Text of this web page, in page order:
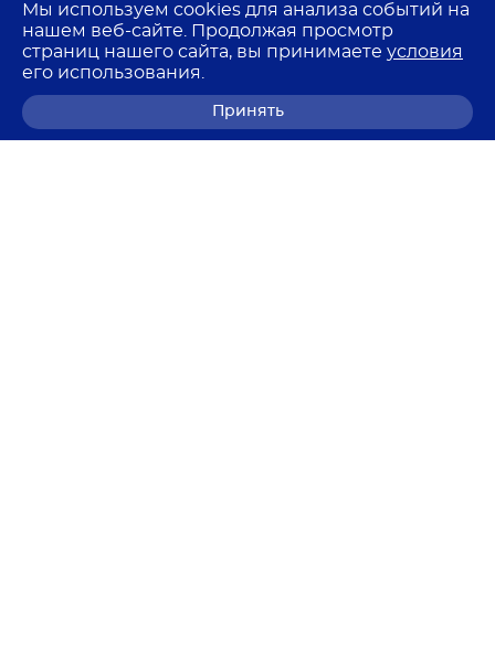
Мы используем cookies для анализа событий на
нашем веб-сайте. Продолжая просмотр
страниц нашего сайта, вы принимаете условия
его использования.
Принять